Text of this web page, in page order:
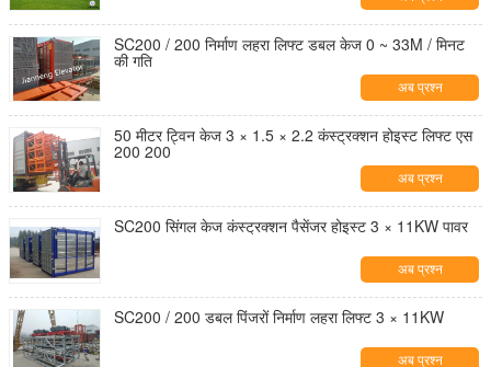
SC200 / 200 निर्माण लहरा लिफ्ट डबल केज 0 ~ 33M / मिनट
की गति
अब प्रश्न
50 मीटर ट्विन केज 3 × 1.5 × 2.2 कंस्ट्रक्शन होइस्ट लिफ्ट एस
200 200
अब प्रश्न
SC200 सिंगल केज कंस्ट्रक्शन पैसेंजर होइस्ट 3 × 11KW पावर
अब प्रश्न
SC200 / 200 डबल पिंजरों निर्माण लहरा लिफ्ट 3 × 11KW
अब प्रश्न